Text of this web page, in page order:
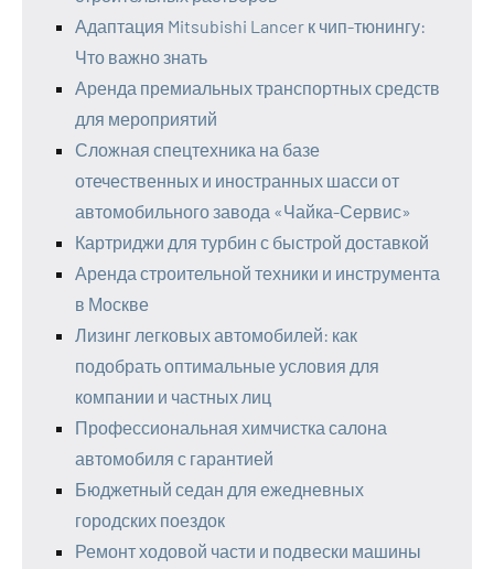
Адаптация Mitsubishi Lancer к чип-тюнингу:
Что важно знать
Аренда премиальных транспортных средств
для мероприятий
Сложная спецтехника на базе
отечественных и иностранных шасси от
автомобильного завода «Чайка-Сервис»
Картриджи для турбин с быстрой доставкой
Аренда строительной техники и инструмента
в Москве
Лизинг легковых автомобилей: как
подобрать оптимальные условия для
компании и частных лиц
Профессиональная химчистка салона
автомобиля с гарантией
Бюджетный седан для ежедневных
городских поездок
Ремонт ходовой части и подвески машины